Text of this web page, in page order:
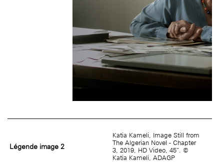
Légende image 2
Katia Kameli, Image Still from
The Algerian Novel - Chapter
3, 2019, HD Video, 45”. ©
Katia Kameli, ADAGP